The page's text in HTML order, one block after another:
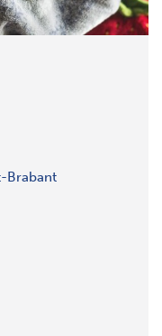
Brabant